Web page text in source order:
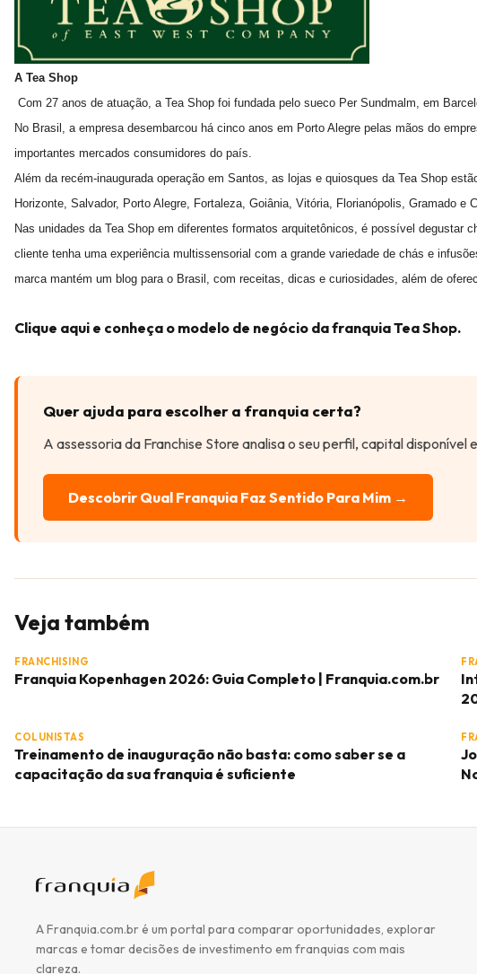
A Tea Shop
Com 27 anos de atuação, a Tea Shop foi fundada pelo sueco Per Sundmalm, em
No Brasil, a empresa desembarcou há cinco anos em Porto Alegre pelas mãos do
importantes mercados consumidores do país.
Além da recém-inaugurada operação em Santos, as lojas e quiosques da Tea Shop
Horizonte, Salvador, Porto Alegre, Fortaleza, Goiânia, Vitória, Florianópolis, Gramado e
Nas unidades da Tea Shop em diferentes formatos arquitetônicos, é possível degustar
cliente tenha uma experiência multissensorial com a grande variedade de chás e
marca mantém um blog para o Brasil, com receitas, dicas e curiosidades, além de
Clique aqui e conheça o modelo de negócio da franquia Tea Shop.
Quer ajuda para escolher a franquia certa?
A assessoria da Franchise Store analisa o seu perfil, capital
Descobrir Qual Franquia Faz Sentido Para Mim →
Veja também
FRANCHISING
Franquia Kopenhagen 2026: Guia Completo | Franquia.com.br
COLUNISTAS
Treinamento de inauguração não basta: como saber se a
capacitação da sua franquia é suficiente
A Franquia.com.br é um portal para comparar oportunidades, explorar
marcas e tomar decisões de investimento em franquias com mais
clareza.